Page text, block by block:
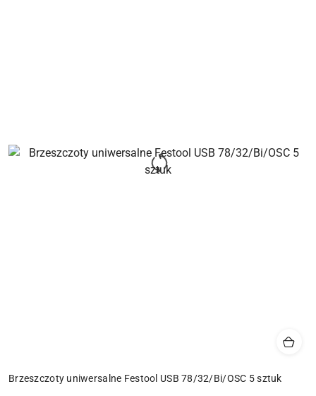
Brzeszczoty uniwersalne Festool USB 78/32/Bi/OSC 5 sztuk